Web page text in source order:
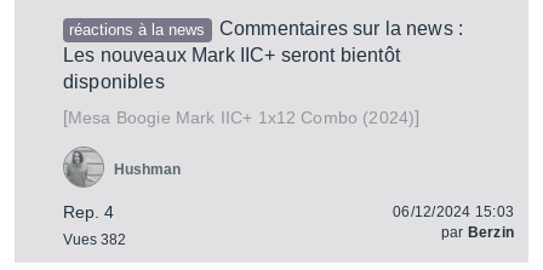
réactions à la news
Commentaires sur la news :
Les nouveaux Mark IIC+ seront bientôt
disponibles
[Mesa Boogie Mark IIC+ 1x12 Combo (2024)]
Rep. 4
Vues 382
Hushman
06/12/2024 15:03
par Berzin